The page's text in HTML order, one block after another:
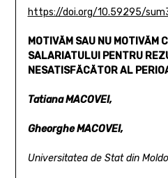
https://doi.org/10.59295/
MOTIVĂM SAU NU MOTIVĂM
SALARIATULUI PENTRU
NESATISFĂCĂTOR AL
Tatiana MACOVEI,
Gheorghe MACOVEI,
Universitatea de Stat din